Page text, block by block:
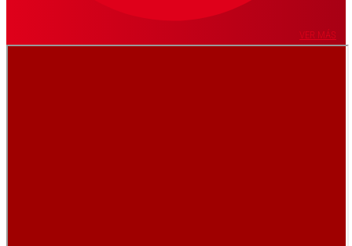
VER MÁS